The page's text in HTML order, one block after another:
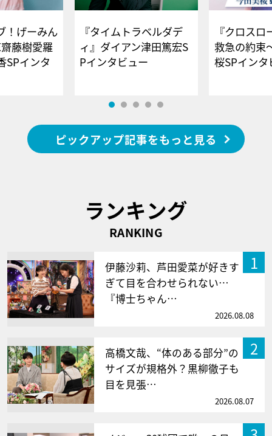
！げーみん
藤樹愛羅
SPインタ
『タイムトラベルダデ
ィ』ダイアン津田篤宏S
Pインタビュー
『クロス
救急の約束
桜SPイ
ピックアップ記事をもっと見る
ランキング
RANKING
1
伊藤沙莉、芦田愛菜が好きす
ぎて目を合わせられない…
『博士ちゃん…
2026.08.08
2
高橋文哉、“体のある部分”の
サイズが規格外？黒柳徹子も
目を見張…
2026.08.07